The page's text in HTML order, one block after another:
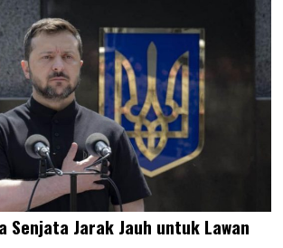
Senjata Jarak Jauh untuk Lawan